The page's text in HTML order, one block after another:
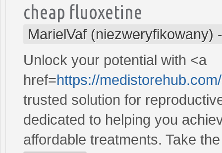
cheap fluoxetine
MarielVaf (niezweryfikowany)
Unlock your potential with <a
href=https://
trusted solution for
dedicated to helping you
affordable treatments. Take